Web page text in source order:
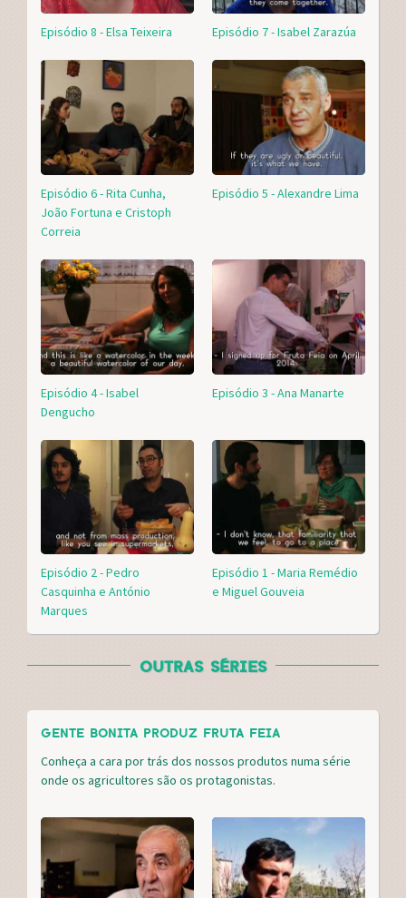
Episódio 8 - Elsa Teixeira Episódio 7 - Isabel Zarazúa
Episódio 6 - Rita Cunha,
João Fortuna e Cristoph
Correia
Episódio 5 - Alexandre Lima
Episódio 4 - Isabel
Dengucho
Episódio 3 - Ana Manarte
Episódio 2 - Pedro
Casquinha e António
Marques
Episódio 1 - Maria Remédio
e Miguel Gouveia
OUTRAS SÉRIES
GENTE BONITA PRODUZ FRUTA FEIA
Conheça a cara por trás dos nossos produtos numa série
onde os agricultores são os protagonistas.